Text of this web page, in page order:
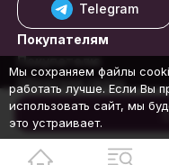
Telegram
Покупателям
Покупателю
Обратная связь
© 1998-2026 Еврогифт
Мы сохраняем файлы
работать лучше. Если Вы
использовать сайт, мы
это устраивает.